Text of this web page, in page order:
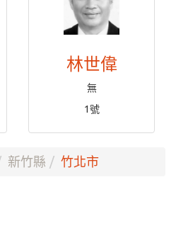
林世偉
無
1號
新竹縣 竹北市